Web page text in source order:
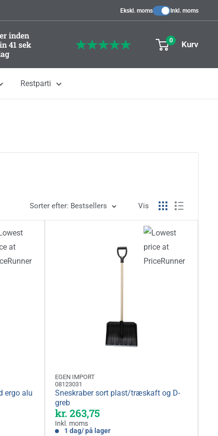
Ekskl. moms Inkl. moms
inden
40 sek
0 Kurv
Restparti
Sorter efter: Bestsellers Vis
ergo alu
EGEN IMPORT
08123031
Sneskraber sort plast/træskaft og D-
greb
Kampagnepris
kr. 263,75
Inkl. moms
1 dag/ på lager